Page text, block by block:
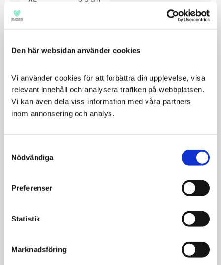
Den här websidan använder cookies
Vi använder cookies för att förbättra din upplevelse, visa
relevant innehåll och analysera trafiken på webbplatsen.
Vi kan även dela viss information med våra partners
inom annonsering och analys.
Selection
Nödvändiga
Preferenser
Statistik
Marknadsföring
Storlek Vikt (4p)Bredd
M 67 g 9 cm 12 cm
L 78 g 9.5 cm 14 cm
XL 90 g